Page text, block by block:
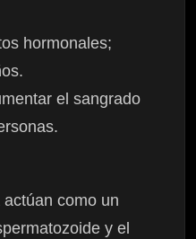
hormonales;
el sangrado
como un
y el